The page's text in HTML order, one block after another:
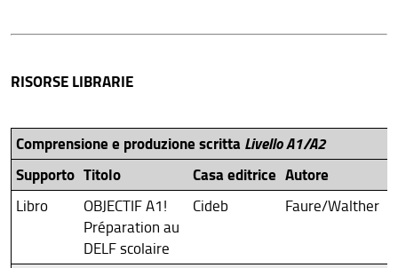
RISORSE LIBRARIE
Comprensione e produzione scritta Livello A1/A2
Supporto Titolo Casa editrice Autore
Libro
OBJECTIF A1!
Préparation au
DELF scolaire
Cideb Faure/Walther